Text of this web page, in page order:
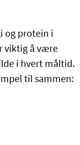
og protein i
viktig å være
i hvert måltid.
til sammen: